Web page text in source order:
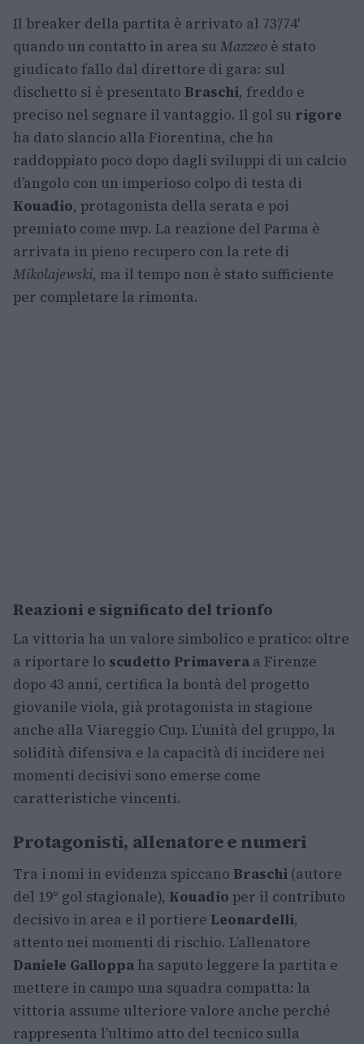
Il breaker della partita è arrivato al 73’/74′
quando un contatto in area su Mazzeo è stato
giudicato fallo dal direttore di gara: sul
dischetto si è presentato Braschi, freddo e
preciso nel segnare il vantaggio. Il gol su rigore
ha dato slancio alla Fiorentina, che ha
raddoppiato poco dopo dagli sviluppi di un calcio
d’angolo con un imperioso colpo di testa di
Kouadio, protagonista della serata e poi
premiato come mvp. La reazione del Parma è
arrivata in pieno recupero con la rete di
Mikolajewski, ma il tempo non è stato sufficiente
per completare la rimonta.
Reazioni e significato del trionfo
La vittoria ha un valore simbolico e pratico: oltre
a riportare lo scudetto Primavera a Firenze
dopo 43 anni, certifica la bontà del progetto
giovanile viola, già protagonista in stagione
anche alla Viareggio Cup. L’unità del gruppo, la
solidità difensiva e la capacità di incidere nei
momenti decisivi sono emerse come
caratteristiche vincenti.
Protagonisti, allenatore e numeri
Tra i nomi in evidenza spiccano Braschi (autore
del 19° gol stagionale), Kouadio per il contributo
decisivo in area e il portiere Leonardelli,
attento nei momenti di rischio. L’allenatore
Daniele Galloppa ha saputo leggere la partita e
mettere in campo una squadra compatta: la
vittoria assume ulteriore valore anche perché
rappresenta l’ultimo atto del tecnico sulla